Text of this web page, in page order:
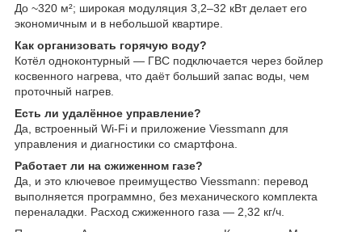
До ~320 м²; широкая модуляция 3,2–32 кВт делает его
экономичным и в небольшой квартире.
Как организовать горячую воду?
Котёл одноконтурный — ГВС подключается через бойлер
косвенного нагрева, что даёт больший запас воды, чем
проточный нагрев.
Есть ли удалённое управление?
Да, встроенный Wi-Fi и приложение Viessmann для
управления и диагностики со смартфона.
Работает ли на сжиженном газе?
Да, и это ключевое преимущество Viessmann: перевод
выполняется программно, без механического комплекта
переналадки. Расход сжиженного газа — 2,32 кг/ч.